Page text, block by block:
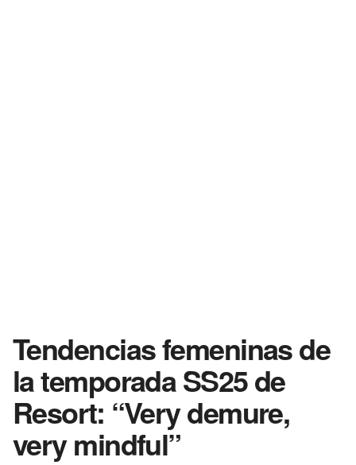
Tendencias femeninas de
la temporada SS25 de
Resort: “Very demure,
very mindful”